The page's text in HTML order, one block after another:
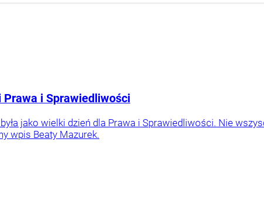
i Sprawiedliwości
jako wielki dzień dla Prawa i Sprawiedliwości. Nie
wpis Beaty Mazurek.